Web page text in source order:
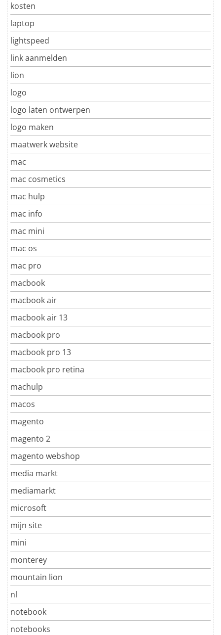
kosten
laptop
lightspeed
link aanmelden
lion
logo
logo laten ontwerpen
logo maken
maatwerk website
mac
mac cosmetics
mac hulp
mac info
mac mini
mac os
mac pro
macbook
macbook air
macbook air 13
macbook pro
macbook pro 13
macbook pro retina
machulp
macos
magento
magento 2
magento webshop
media markt
mediamarkt
microsoft
mijn site
mini
monterey
mountain lion
nl
notebook
notebooks